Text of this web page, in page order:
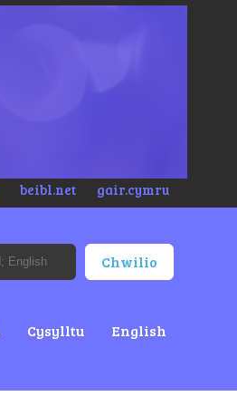
beibl.net gair.cymru
Cysylltu English